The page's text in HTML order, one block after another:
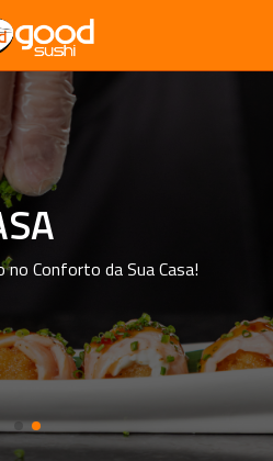
Conforto da Sua Casa!